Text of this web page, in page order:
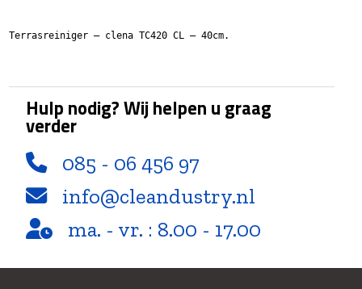
Terrasreiniger – clena TC420 CL – 40cm.
Hulp nodig? Wij helpen u graag
verder
085 - 06 456 97
info@cleandustry.nl
ma. - vr. : 8.00 - 17.00